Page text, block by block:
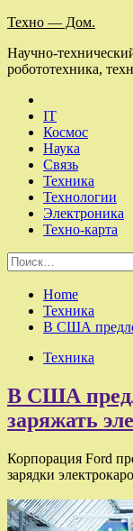
Skip
content
Техно — Дом.
Научно-
робототехника,
IT
Космос
Наука
Связь
Техника
Технологии
Электроника
Техно-карта
Найти:
Home
Техника
В США
Техника
В США
заряжать
Корпорация Ford
зарядки